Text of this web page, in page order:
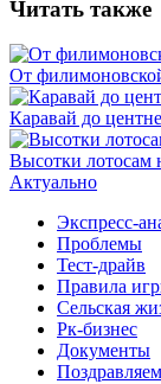
Читать также
От
Каравай до
Высотки лотосам
Актуально
Экспресс-
Проблемы
Тест-драйв
Правила
Сельская
Рк-бизнес
Документы
Поздравляем